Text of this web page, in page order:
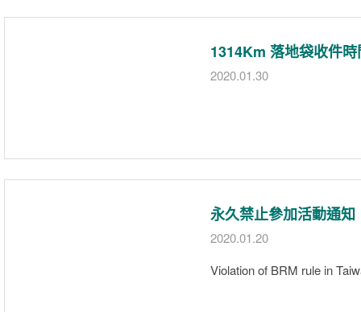
1314Km 落地袋收件
2020.01.30
永久禁止參加活動通知
2020.01.20
Violation of BRM rule in